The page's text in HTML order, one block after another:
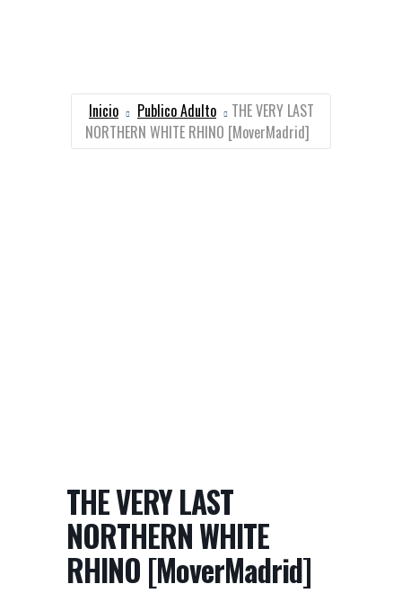
Inicio Publico Adulto
THE VERY LAST
NORTHERN WHITE RHINO [MoverMadrid]
THE VERY LAST
NORTHERN WHITE
RHINO [MoverMadrid]